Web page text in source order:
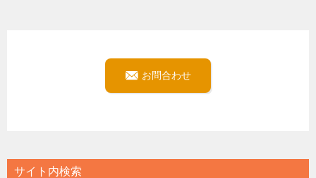
お問合わせ
サイト内検索